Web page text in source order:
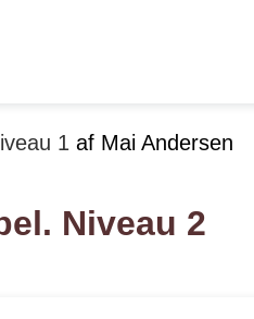
1 af Mai Andersen
Niveau 2